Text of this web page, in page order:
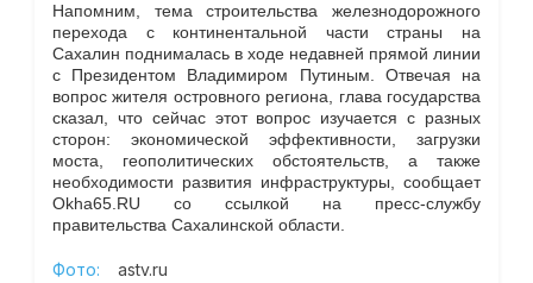
Напомним, тема строительства железнодорожного
перехода с континентальной части страны на
Сахалин поднималась в ходе недавней прямой линии
с Президентом Владимиром Путиным. Отвечая на
вопрос жителя островного региона, глава государства
сказал, что сейчас этот вопрос изучается с разных
сторон: экономической эффективности, загрузки
моста, геополитических обстоятельств, а также
необходимости развития инфраструктуры, сообщает
Okha65.RU со ссылкой на пресс-службу
правительства Сахалинской области.
Фото: astv.ru